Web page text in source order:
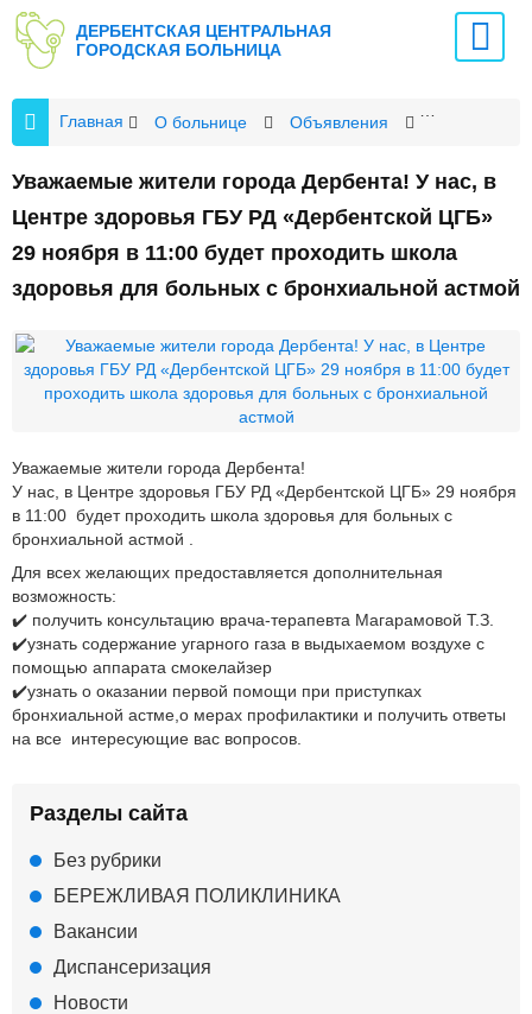
ДЕРБЕНТСКАЯ ЦЕНТРАЛЬНАЯ
ГОРОДСКАЯ БОЛЬНИЦА
Главная О больнице Объявления Уважаемые
Уважаемые жители города Дербента! У нас, в
Центре здоровья ГБУ РД «Дербентской ЦГБ»
29 ноября в 11:00 будет проходить школа
здоровья для больных с бронхиальной астмой
Уважаемые жители города Дербента!
У нас, в Центре здоровья ГБУ РД «Дербентской ЦГБ» 29 ноября
в 11:00 будет проходить школа здоровья для больных с
бронхиальной астмой .
Для всех желающих предоставляется дополнительная
возможность:
✔️ получить консультацию врача-терапевта Магарамовой Т.З.
✔️узнать содержание угарного газа в выдыхаемом воздухе с
помощью аппарата смокелайзер
✔️узнать о оказании первой помощи при приступках
бронхиальной астме,о мерах профилактики и получить ответы
на все интересующие вас вопросов.
Разделы сайта
Без рубрики
БЕРЕЖЛИВАЯ ПОЛИКЛИНИКА
Вакансии
Диспансеризация
Новости